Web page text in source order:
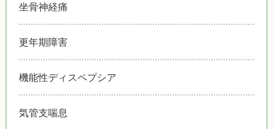
坐骨神経痛
更年期障害
機能性ディスペプシア
気管支喘息